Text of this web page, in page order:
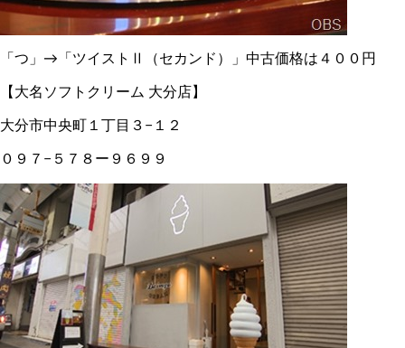
「つ」→「ツイストⅡ（セカンド）」中古価格は４００円
【大名ソフトクリーム 大分店】
大分市中央町１丁目３−１２
０９７−５７８ー９６９９